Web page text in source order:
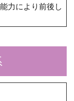
力により前後し